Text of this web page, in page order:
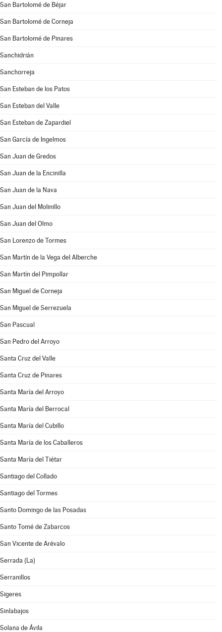
San Bartolomé de Béjar
San Bartolomé de Corneja
San Bartolomé de Pinares
Sanchidrián
Sanchorreja
San Esteban de los Patos
San Esteban del Valle
San Esteban de Zapardiel
San García de Ingelmos
San Juan de Gredos
San Juan de la Encinilla
San Juan de la Nava
San Juan del Molinillo
San Juan del Olmo
San Lorenzo de Tormes
San Martín de la Vega del Alberche
San Martín del Pimpollar
San Miguel de Corneja
San Miguel de Serrezuela
San Pascual
San Pedro del Arroyo
Santa Cruz del Valle
Santa Cruz de Pinares
Santa María del Arroyo
Santa María del Berrocal
Santa María del Cubillo
Santa María de los Caballeros
Santa María del Tiétar
Santiago del Collado
Santiago del Tormes
Santo Domingo de las Posadas
Santo Tomé de Zabarcos
San Vicente de Arévalo
Serrada (La)
Serranillos
Sigeres
Sinlabajos
Solana de Ávila